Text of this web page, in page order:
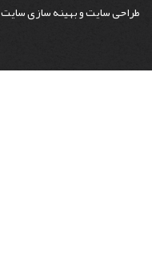
طراحی سایتوبهینه سازی سایت